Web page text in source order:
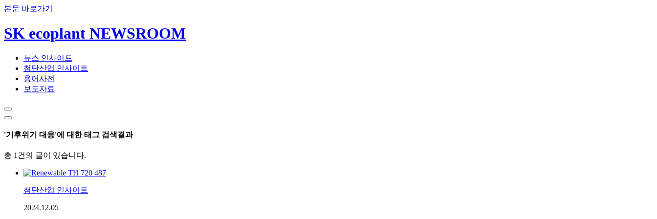
본문 바로가기
SK ecoplant NEWSROOM
뉴스 인사이드
첨단산업 인사이트
용어사전
보도자료
'기후위기 대응'에 대한 태그 검색결과
총 1건의 글이 있습니다.
첨단산업 인사이트
2024.12.05